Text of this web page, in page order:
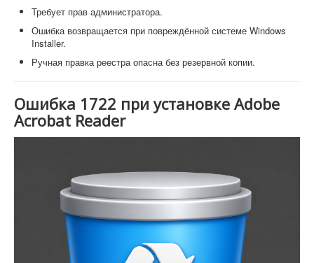
Требует прав администратора.
Ошибка возвращается при повреждённой системе Windows
Installer.
Ручная правка реестра опасна без резервной копии.
Ошибка 1722 при установке Adobe
Acrobat Reader